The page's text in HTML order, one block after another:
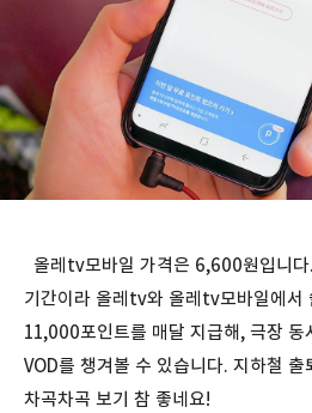
올레tv모바일 가격은 6,600원입니
기간이라 올레tv와 올레tv모바일에서
11,000포인트를 매달 지급해, 극장 동
VOD를 챙겨볼 수 있습니다. 지하철 출
차곡차곡 보기 참 좋네요!